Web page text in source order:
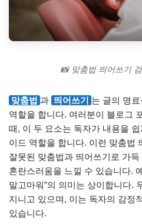
📸 맞춤법 띄어쓰기
맞춤법 과 띄어쓰기 는 글의 명
역할을 합니다. 여러분이 블로그
때, 이 두 요소는 독자가 내용을
이드 역할을 합니다. 이런 맞춤법
잘못된 맞춤법과 띄어쓰기로 가
혼란스러움을 느낄 수 있습니다.
말고마워”의 의미는 상이합니다.
지니고 있으며, 이는 독자의 감정
있습니다.